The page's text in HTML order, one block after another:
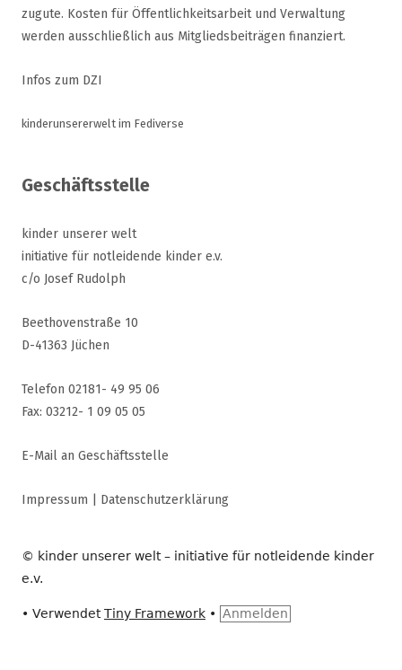
zugute. Kosten für Öffentlichkeitsarbeit und Verwaltung
werden ausschließlich aus Mitgliedsbeiträgen finanziert.
Infos zum DZI
kinderunsererwelt im Fediverse
Geschäftsstelle
kinder unserer welt
initiative für notleidende kinder e.v.
c/o Josef Rudolph
Beethovenstraße 10
D-41363 Jüchen
Telefon 02181- 49 95 06
Fax: 03212- 1 09 05 05
E-Mail an Geschäftsstelle
Impressum Datenschutzerklärung
© kinder unserer welt – initiative für notleidende kinder
e.v.
• VerwendetTiny Framework • Anmelden